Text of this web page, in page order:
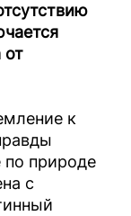
от
к
природе
с